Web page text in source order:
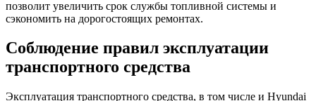
позволит увеличить срок службы топливной системы и
сэкономить на дорогостоящих ремонтах.
Соблюдение правил эксплуатации
транспортного средства
Эксплуатация транспортного средства, в том числе и Hyundai